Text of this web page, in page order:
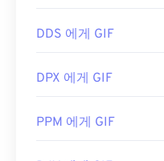
DDS 에게 GIF
DPX 에게 GIF
PPM 에게 GIF